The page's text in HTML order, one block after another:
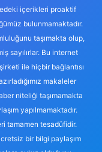
içerikleri proaktif
bulunmamaktadır.
taşımakta olup,
sayılırlar. Bu internet
ile hiçbir bağlantısı
makaleler
niteliği taşımamakta
yapılmamaktadır.
tamamen tesadüfidir.
bir bilgi paylaşım